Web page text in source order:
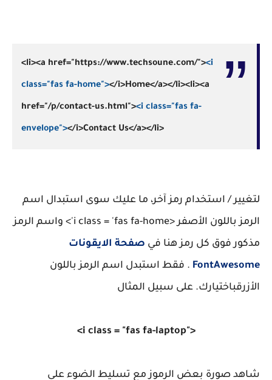
<li><a href="https://www.techsoune.com/"><i
class="fas fa-home"></i>Home</a></li><li><a
href="/p/contact-us.html"><i class="fas fa-
envelope"></i>Contact Us</a></li>
لتغيير / استخدام رمز آخر، ما عليك سوى استبدال اسم
الرمز باللون الأصفر <i class = 'fas fa-home'> واسم الرمز
مذكور فوق كل رمز هنا في صفحة الايقونات
FontAwesome . فقط استبدل اسم الرمز باللون
الأزرقباختيارك. على سبيل المثال
<i class = "fas fa-laptop">
شاهد صورة بعض الرموز مع تسليط الضوء على